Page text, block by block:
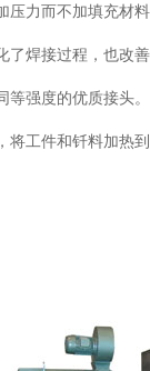
而不加填充材
焊接过程，也改
强度的优质接头。
件和钎料加热